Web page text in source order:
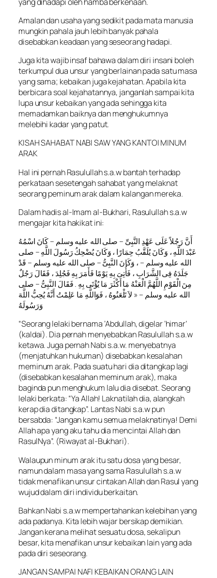
Amalan dan usaha yang sedikit pada mata manusia
mungkin pahala jauh lebih banyak pahala
disebabkan keadaan yang seseorang hadapi.
Juga kita wajib insaf bahawa dalam diri insani boleh
terkumpul dua unsur yang berlainan pada satu masa
yang sama; kebaikan juga kejahatan. Apabila kita
berbicara soal kejahatannya, janganlah sampai kita
lupa unsur kebaikan yang ada sehingga kita
memadamkan baiknya dan menghukumnya
melebihi kadar yang patut.
KISAH SAHABAT NABI SAW YANG KANTOI MINUM
ARAK
Hal ini pernah Rasulullah s.a.w bantah terhadap
perkataan sesetengah sahabat yang melaknat
seorang peminum arak dalam kalangan mereka.
Dalam hadis al-Imam al-Bukhari, Rasulullah s.a.w
mengajar kita hakikat ini:
أَنَّ رَجُلاً عَلَى عَهْدِ النَّبِىِّ – صلى الله عليه وسلم – كَانَ اسْمُهُ
عَبْدَ اللَّهِ ، وَكَانَ يُلَقَّبُ حِمَارًا ، وَكَانَ يُضْحِكُ رَسُولَ اللَّهِ – صلى
الله عليه وسلم – ، وَكَانَ النَّبِىُّ – صلى الله عليه وسلم – قَدْ
جَلَدَهُ فِى الشَّرَابِ ، فَأُتِىَ بِهِ يَوْمًا فَأَمَرَ بِهِ فَجُلِدَ ، فَقَالَ رَجُلٌ
مِنَ الْقَوْمِ اللَّهُمَّ الْعَنْهُ مَا أَكْثَرَ مَا يُؤْتَى بِهِ . فَقَالَ النَّبِىُّ – صلى
الله عليه وسلم – « لاَ تَلْعَنُوهُ ، فَوَاللَّهِ مَا عَلِمْتُ أَنَّهُ يُحِبُّ اللَّهَ
وَرَسُولَهُ
“Seorang lelaki bernama ‘Abdullah, digelar ‘himar’
(kaldai). Dia pernah menyebabkan Rasulullah s.a.w
ketawa. Juga pernah Nabi s.a.w. menyebatnya
(menjatuhkan hukuman) disebabkan kesalahan
meminum arak. Pada suatu hari dia ditangkap lagi
(disebabkan kesalahan meminum arak), maka
baginda pun menghukum lalu dia disebat. Seorang
lelaki berkata: “Ya Allah! Laknatilah dia, alangkah
kerap dia ditangkap”. Lantas Nabi s.a.w pun
bersabda: “Jangan kamu semua melaknatinya! Demi
Allah apa yang aku tahu dia mencintai Allah dan
RasulNya”. (Riwayat al-Bukhari).
Walaupun minum arak itu satu dosa yang besar,
namun dalam masa yang sama Rasulullah s.a.w
tidak menafikan unsur cintakan Allah dan Rasul yang
wujud dalam diri individu berkaitan.
Bahkan Nabi s.a.w mempertahankan kelebihan yang
ada padanya. Kita lebih wajar bersikap demikian.
Jangan kerana melihat sesuatu dosa, sekalipun
besar, kita menafikan unsur kebaikan lain yang ada
pada diri seseorang.
JANGAN SAMPAI NAFI KEBAIKAN ORANG LAIN